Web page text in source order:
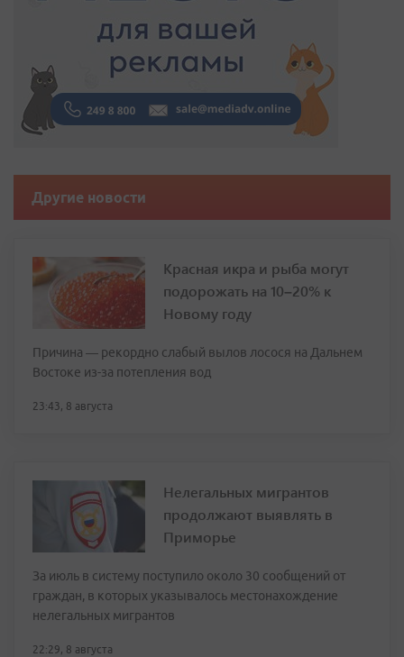
Другие новости
Красная икра и рыба могут
подорожать на 10–20% к
Новому году
Причина — рекордно слабый вылов лосося на Дальнем
Востоке из-за потепления вод
23:43, 8 августа
Нелегальных мигрантов
продолжают выявлять в
Приморье
За июль в систему поступило около 30 сообщений от
граждан, в которых указывалось местонахождение
нелегальных мигрантов
22:29, 8 августа